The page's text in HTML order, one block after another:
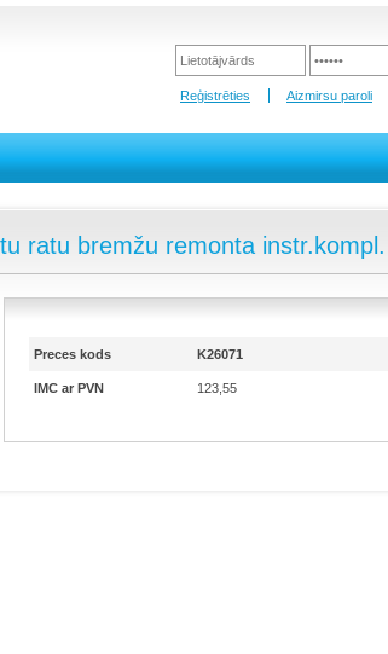
Reģistrēties Aizmirsu paroli
ratu bremžu remonta
Preces kods K26071
IMC ar PVN 123,55